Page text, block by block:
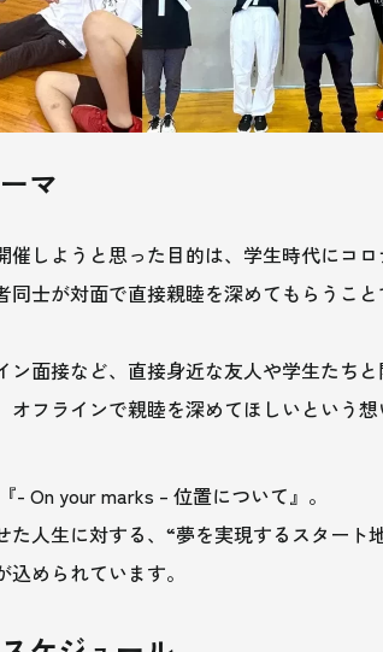
マ
催しようと思った目的は、学生時代にコ
士が対面で直接親睦を深めてもらうこと
ン面接など、直接身近な友人や学生たち
オフラインで親睦を深めてほしいという想
- On your marks – 位置について』。
た人生に対する、“夢を実現するスタート
められています。